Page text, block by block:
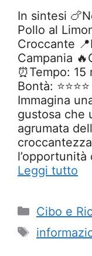
In sintesi
Pollo al
Croccante
Campania
⏰Tempo:
Bontà:
Immagina
gustosa che
agrumata
Leggi tutto
Categorie
Cibo e
Tag